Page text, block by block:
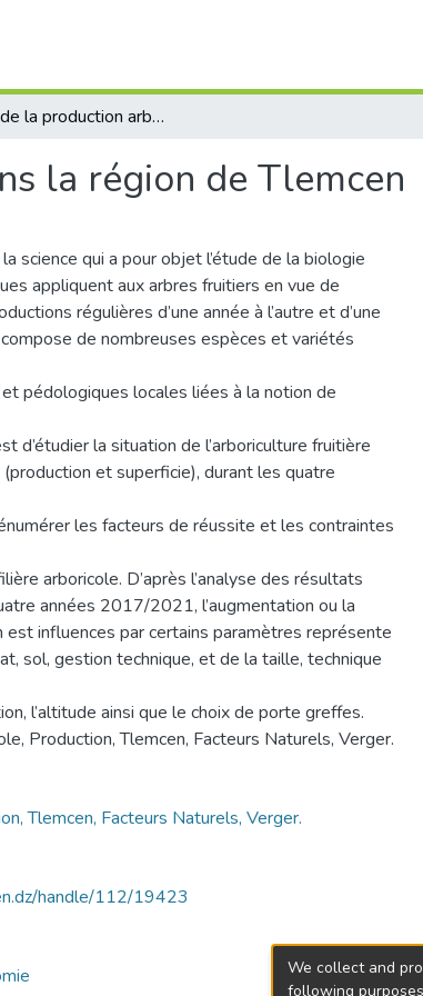
Etude de la production arboricole dans la région de Tlemcen
la région de Tlemcen
science qui a pour objet l’étude de la biologie
appliquent aux arbres fruitiers en vue de
régulières d’une année à l’autre et d’une
de nombreuses espèces et variétés
pédologiques locales liées à la notion de
d’étudier la situation de l’arboriculture fruitière
et superficie), durant les quatre
les facteurs de réussite et les contraintes
arboricole. D’après l’analyse des résultats
années 2017/2021, l’augmentation ou la
est influences par certains paramètres représente
sol, gestion technique, et de la taille, technique
l’altitude ainsi que le choix de porte greffes.
Production, Tlemcen, Facteurs Naturels, Verger.
Tlemcen, Facteurs Naturels, Verger.
handle/112/19423
We collect and
following